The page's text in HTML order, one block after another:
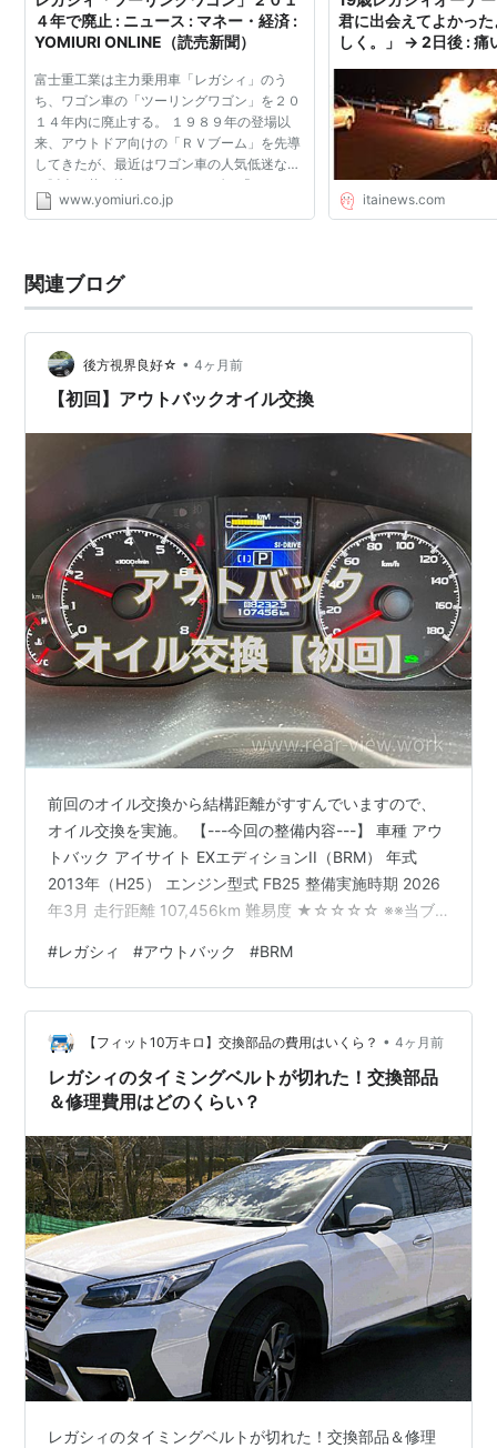
を担当。
重量増加を極力避けつつボディサイズの拡張を図り、且
つターボモデルは「シーケンシャルターボ」の採用で
BC/BF型から大幅に出力増加がなされた。また、マイナ
ーチェンジなどを経て一部グレードにドイツのビルシュ
タイン社製ダンパーを装備したり、ターボモデルで2リ
ッターエンジン国内初の自主規制枠280馬力達成した。
結果、ハイスペックカーを求めている人々とステーショ
の人気を博し、「ワゴン＝レガシィ」というイメージを
完全に定着させた*3。
また、自動車税の変更により、各社こぞって車幅の広い
3ナンバー規格のワゴンを登場させたが、レガシィは頑
なに5ナンバーサイズを守ったのも販売台数アップの要
因と考えられる。*4
上記のようにワゴン(BG型)はバブル崩壊後の不況の中で
も飛ぶように売れた反面、セダン(BD型)は平成以降のス
テーションワゴンやミニバンの台頭の陰に隠れ売れ行き
は芳しくなかった*5。己が日本に巻き起こしたワゴンブ
ームによって売れなくなるというのは何とも皮肉な話で
ある。
三代目（BE/BH型）でも手頃な5ナンバーサイズは継承
され、好調なセールスを持続。販売量はワゴンが圧倒的
な多数を占めた*6が、本モデルではワゴンの陰に隠れが
ちであったセダンに大幅な梃入れがなされた。ワゴンと
発表時期をあえてずらし*7、また、スポーツグレードの
みに絞ることでスポーツセダン「レガシィB4 」*8
て発売開始。ちょうど同じ時期に発売したトヨタのスポ
ーツセダン「アルテッツァ」によってこの部門がにわか
に盛り上がっていた事もあり、雑誌などで何度も比較記
事が掲載された。アルテッツァは1998年秋に発売され
たにも関わらずその年の日本カー・オブ・ザ・イヤーを
獲得していた事から誰もがアルテッツァの優勢だと思い
こんでいた。しかし比較を進めるに連れ「ビルシュタイ
ンダンパー標準装備」「ターボエンジン」「4WD」
「マッキントッシュオーディオ*9」等々、レガシィB4
の優位性ばかりが目立ち、結果レガシィB4はスポーツ
セダンとしての地位を確固たるものにしたのであった。
また、このBE/BH型では2000年のマイナーチェンジ時
にレガシィとしては初の6気筒エンジンを採用した事も
ニュースである。同社ではアルシオーネSVX以来の6気
筒エンジンであり、またレガシィとしても初の新開発エ
ンジンであった（型式はEZ30）このエンジンは2002年
のマイナーチェンジ時にはツーリングワゴン／B4にも
４年で廃止 : ニュース : マネー・経済 :
YOMIURI ONLINE（読売新聞）
富士重工業は主力乗用車「レガシィ」のう
ち、ワゴン車の「ツーリングワゴン」を２０
１４年内に廃止する。 １９８９年の登場以
来、アウトドア向けの「ＲＶブーム」を先導
してきたが、最近はワゴン車の人気低迷など
で販売が落ち込んでいた。 セダン「Ｂ４」
と、車高の高いスポーツ用多目的車（ＳＵ
www.yomiuri.co.jp
君に出会えてよかっ
しく。」 → 2日後 :
itainews.com
関連ブログ
後方視界良好☆ • 4ヶ月前
【初回】アウトバックオイル交換
前回のオイル交換から結構距離がすすんでいますので、
オイル交換を実施。 【---今回の整備内容---】 車種 アウ
トバック アイサイト EXエディションII（BRM） 年式
2013年（H25） エンジン型式 FB25 整備実施時期 2026
年3月 走行距離 107,456km 難易度 ★☆☆☆☆ ※※当ブ
グ参加中自動車 ■目次 ●初回オイル交換 ●交換作業 ●
オイル添加剤 ●感想 ●関連記事 初回オイル交換 納車の
翌日、前回交換からおそらく8,000km以上走行している
ようなので交換。 オイルはペール缶で購入したAZの0w-
30、オイルフィ…
#レガシィ #アウトバック #BRM
【フィット10万キロ】交換部品の費用はいくら？ • 4ヶ月前
レガシィのタイミングベルトが切れた！交換部品
＆修理費用はどのくらい？
レガシィのタイミングベルトが切れた！交換部品＆修理